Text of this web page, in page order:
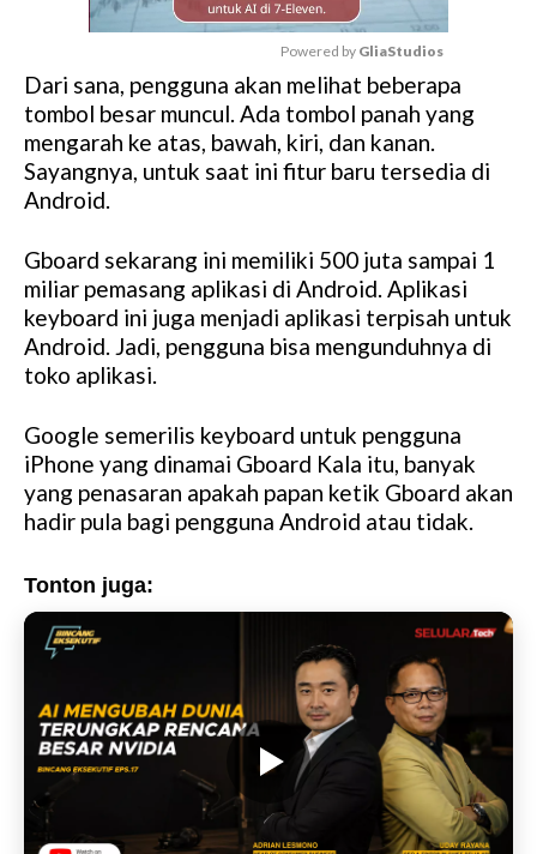
M
u
e
Powered by GliaStudios
Dari sana, pengguna akan melihat beberapa
tombol besar muncul. Ada tombol panah yang
mengarah ke atas, bawah, kiri, dan kanan.
Sayangnya, untuk saat ini fitur baru tersedia di
Android.
Gboard sekarang ini memiliki 500 juta sampai 1
miliar pemasang aplikasi di Android. Aplikasi
keyboard ini juga menjadi aplikasi terpisah untuk
Android. Jadi, pengguna bisa mengunduhnya di
toko aplikasi.
Google semerilis keyboard untuk pengguna
iPhone yang dinamai Gboard Kala itu, banyak
yang penasaran apakah papan ketik Gboard akan
hadir pula bagi pengguna Android atau tidak.
Tonton juga: